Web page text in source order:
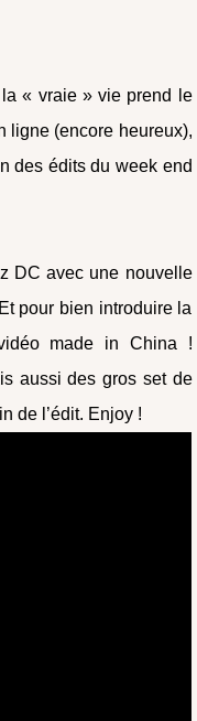
« vraie » vie prend le
ligne (encore heureux),
des édits du week end
DC avec une nouvelle
pour bien introduire la
made in China !
aussi des gros set de
de l’édit. Enjoy !